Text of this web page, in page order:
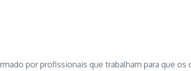
por profissionais que trabalham para que